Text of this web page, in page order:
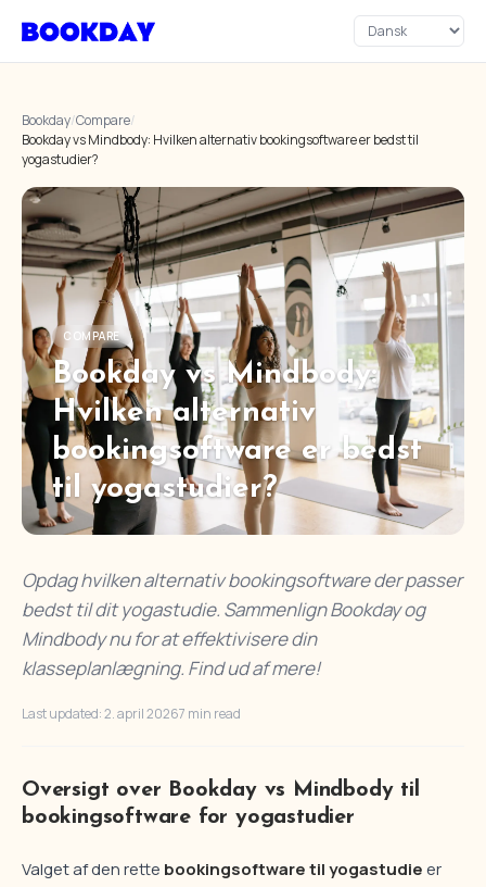
Bookday/Compare/
Bookday vs Mindbody: Hvilken alternativ bookingsoftware er bedst til
yogastudier?
COMPARE
Bookday vs Mindbody:
Hvilken alternativ
bookingsoftware er bedst
til yogastudier?
Opdag hvilken alternativ bookingsoftware der passer
bedst til dit yogastudie. Sammenlign Bookday og
Mindbody nu for at effektivisere din
klasseplanlægning. Find ud af mere!
Last updated: 2. april 20267 min read
Oversigt over Bookday vs Mindbody til
bookingsoftware for yogastudier
Valget af den rette bookingsoftware til yogastudieer